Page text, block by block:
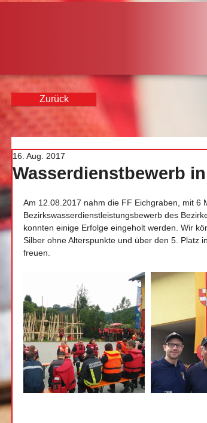
Zurück
Wasserdienstbewerb
16. Aug. 2017
Am 12.08.2017 nahm die FF Eichgraben, mit 6
Bezirkswasserdienstleistungsbewerb des
konnten einige Erfolge eingeholt werden. Wir
Silber ohne Alterspunkte und über den 5. Platz
freuen.